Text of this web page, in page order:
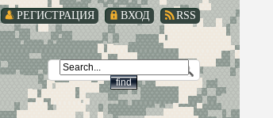
RSS
ВХОД
РЕГИСТРАЦИЯ